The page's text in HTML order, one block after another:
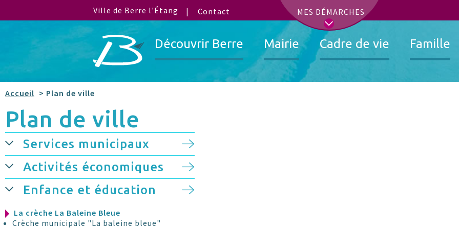
Ville de Berre l'Étang MES DÉMARCHES
Contact
Découvrir Berre Mairie Cadre de vie Famille
Accueil > Plan de ville
Plan de ville
Services municipaux
Activités économiques
Enfance et éducation
La crèche La Baleine Bleue
Crèche municipale "La baleine bleue"